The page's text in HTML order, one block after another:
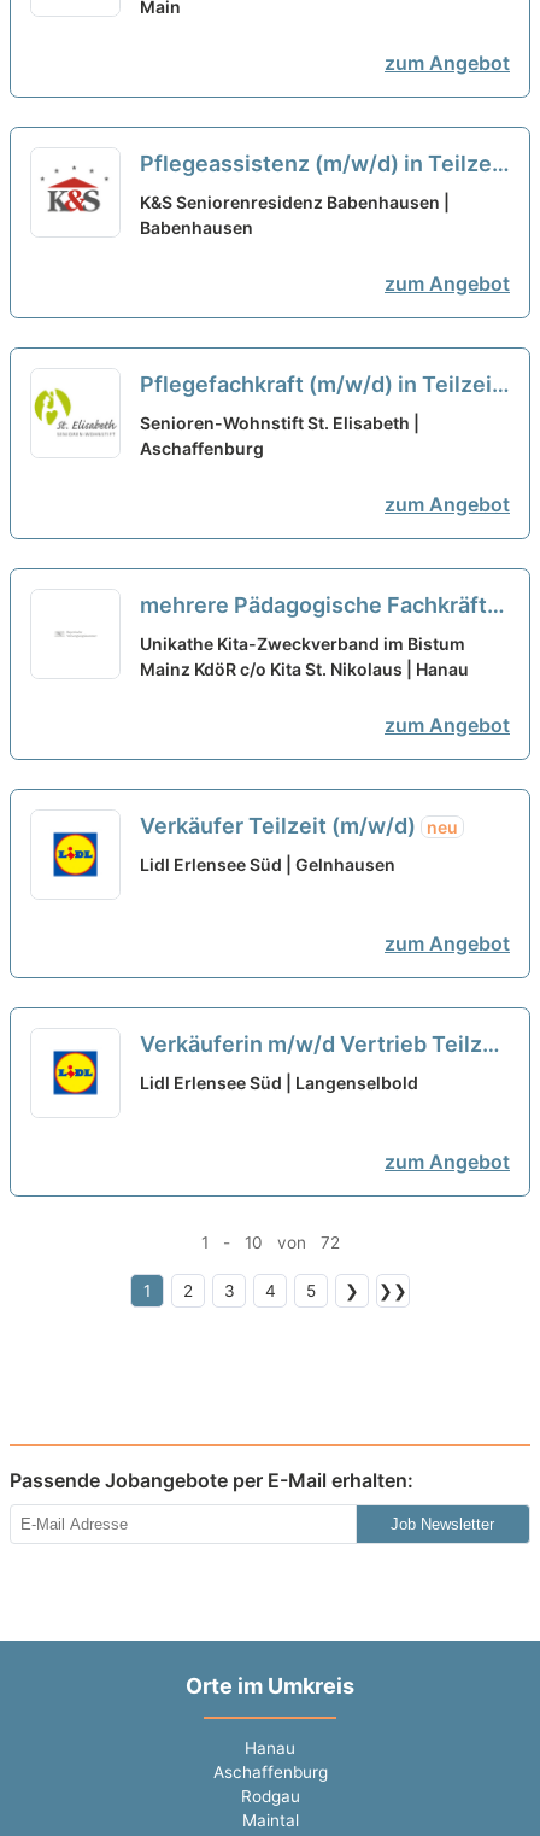
Main
zum Angebot
Pflegeassistenz (m/w/d) in Teilzeit
(20-35 Std./Woche) - Qualität ist
uns wichtig!
K&S Seniorenresidenz Babenhausen |
Babenhausen
zum Angebot
Pflegefachkraft (m/w/d) in Teilzeit
– Pflegen, begleiten, beraten!
Senioren-Wohnstift St. Elisabeth |
Aschaffenburg
zum Angebot
mehrere Pädagogische Fachkräfte
(m/w/d)in Vollzeit oder Teilzeit
(mind. 25 Std./Woche) neu
Unikathe Kita-Zweckverband im Bistum
Mainz KdöR c/o Kita St. Nikolaus | Hanau
zum Angebot
Verkäufer Teilzeit (m/w/d)
neu
Lidl Erlensee Süd | Gelnhausen
zum Angebot
Verkäuferin m/w/d Vertrieb Teilzeit
neu
Lidl Erlensee Süd | Langenselbold
zum Angebot
1 - 10 von 72
1 2 3 4 5 ❯ ❯❯
Passende Jobangebote per E-Mail erhalten:
Job Newsletter
Orte im Umkreis
Hanau
Aschaffenburg
Rodgau
Maintal